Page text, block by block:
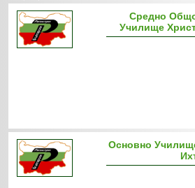
Средно
Училище
Основно